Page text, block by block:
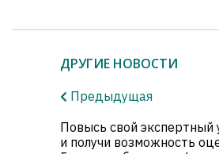
ДРУГИЕ НОВОСТИ
Предыдущая
Повысь свой экспертный
и получи возможность